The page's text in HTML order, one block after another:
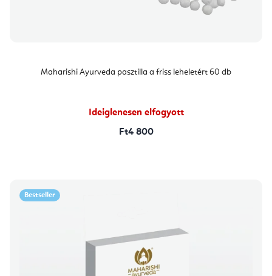
Maharishi Ayurveda pasztilla a friss leheletért 60 db
Ideiglenesen elfogyott
Ft4 800
Bestseller